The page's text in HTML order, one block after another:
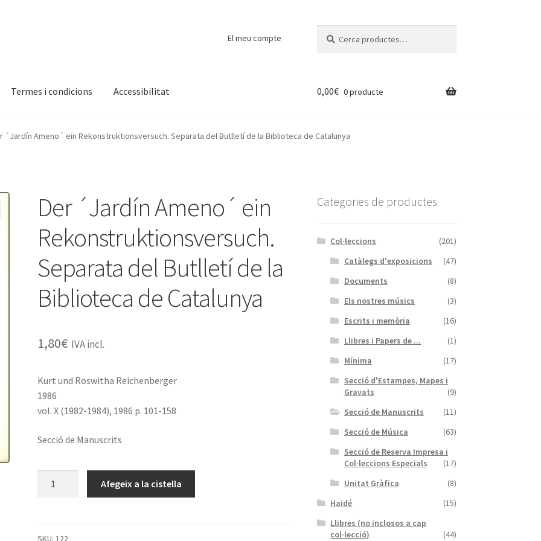
El meu compte
Termes i condicions Accessibilitat
Finalitzar compra Novetats Payment Protecció de dades
0,00€ 0 producte
´Jardín Ameno´ ein Rekonstruktionsversuch. Separata del Butlletí de la Biblioteca de Catalunya
Der ´Jardín Ameno´ ein
Rekonstruktionsversuch.
Separata del Butlletí de la
Biblioteca de Catalunya
1,80€ IVA incl.
Kurt und Roswitha Reichenberger
1986
vol. X (1982-1984), 1986 p. 101-158
Secció de Manuscrits
Ameno
Afegeix a la cistella
SKU:122
Categories de productes
Col·leccions
(201)
Catàlegs d'exposicions
(47)
Documents
(8)
Els nostres músics
(3)
Escrits i memòria
(16)
Llibres i Papers de ...
(1)
Mínima
(17)
Secció d'Estampes, Mapes i
Gravats
(9)
Secció de Manuscrits
(11)
Secció de Música
(63)
Secció de Reserva Impresa i
Col·leccions Especials
(17)
Unitat Gràfica
(8)
Haidé
(15)
Llibres (no inclosos a cap
col·lecció)
(44)